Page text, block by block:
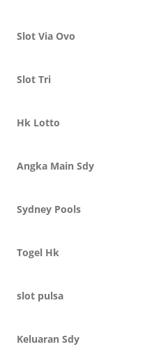
Slot Via Ovo
Slot Tri
Hk Lotto
Angka Main Sdy
Sydney Pools
Togel Hk
slot pulsa
Keluaran Sdy